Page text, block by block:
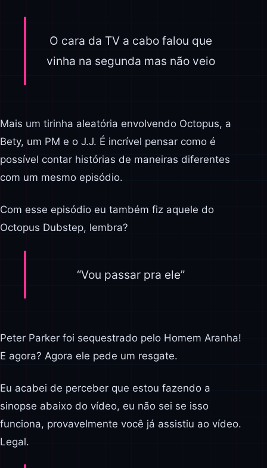
O cara da TV a cabo falou que
vinha na segunda mas não veio
Mais um tirinha aleatória envolvendo Octopus, a
Bety, um PM e o J.J. É incrível pensar como é
possível contar histórias de maneiras diferentes
com um mesmo episódio.
Com esse episódio eu também fiz aquele do
Octopus Dubstep, lembra?
“Vou passar pra ele”
Peter Parker foi sequestrado pelo Homem Aranha!
E agora? Agora ele pede um resgate.
Eu acabei de perceber que estou fazendo a
sinopse abaixo do vídeo, eu não sei se isso
funciona, provavelmente você já assistiu ao vídeo.
Legal.